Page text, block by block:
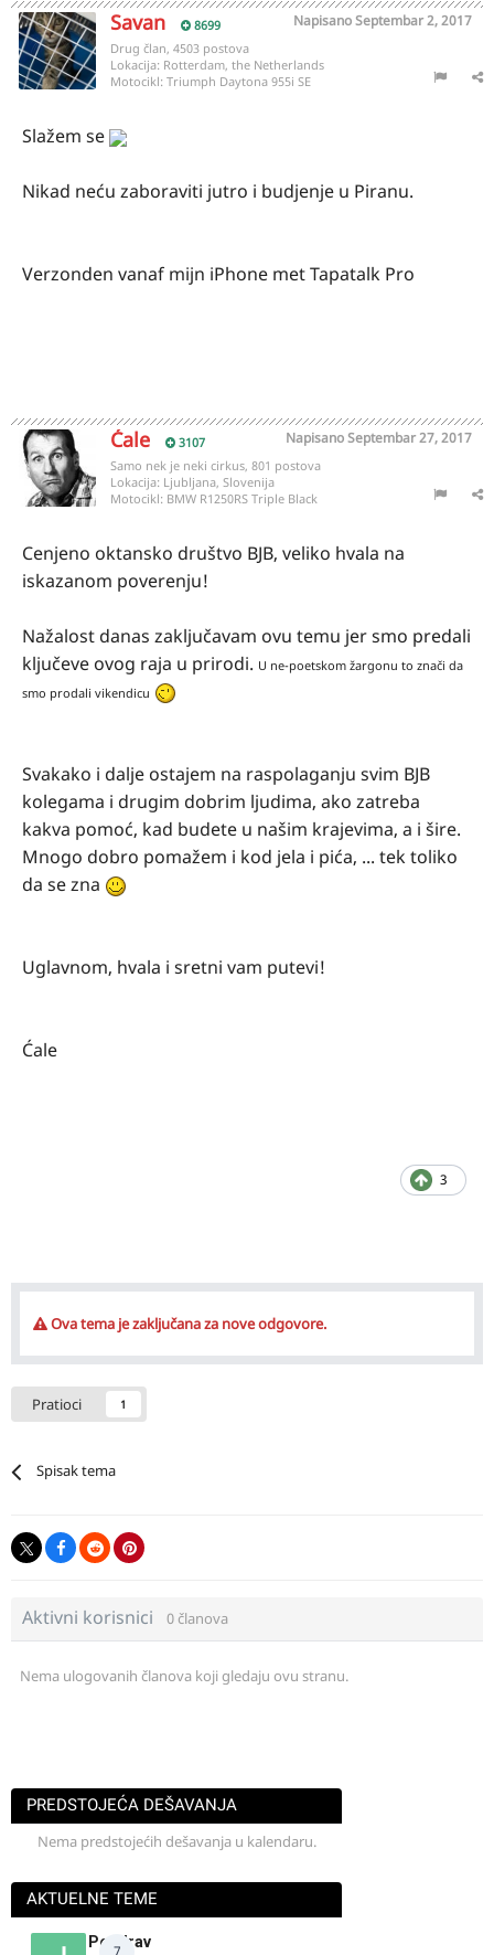
Savan 8699 NapisanoSeptembar 2, 2017
Drug član, 4503 postova
Lokacija: Rotterdam, the Netherlands
Motocikl: Triumph Daytona 955i SE
Slažem se
Nikad neću zaboraviti jutro i budjenje u Piranu.
Verzonden vanaf mijn iPhone met Tapatalk Pro
Ćale 3107 NapisanoSeptembar 27, 2017
Samo nek je neki cirkus, 801 postova
Lokacija: Ljubljana, Slovenija
Motocikl: BMW R1250RS Triple Black
Cenjeno oktansko društvo BJB, veliko hvala na
iskazanom poverenju!
Nažalost danas zaključavam ovu temu jer smo predali
ključeve ovog raja u prirodi. U ne-poetskom žargonu to znači da
smo prodali vikendicu
Svakako i dalje ostajem na raspolaganju svim BJB
kolegama i drugim dobrim ljudima, ako zatreba
kakva pomoć, kad budete u našim krajevima, a i šire.
Mnogo dobro pomažem i kod jela i pića, ... tek toliko
da se zna
Uglavnom, hvala i sretni vam putevi!
Ćale
3
Ova tema je zaključana za nove odgovore.
Pratioci 1
Spisak tema
Aktivni korisnici 0 članova
Nema ulogovanih članova koji gledaju ovu stranu.
PREDSTOJEĆA DEŠAVANJA
Nema predstojećih dešavanja u kalendaru.
AKTUELNE TEME
7
Pozdrav